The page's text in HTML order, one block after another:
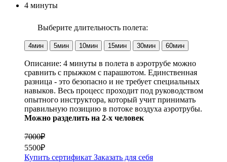
4 минуты
Выберите длительность полета:
4мин 5мин 10мин 15мин 30мин 60мин
Описание: 4 минуты в полета в аэротрубе можно
сравнить с прыжком с парашютом. Единственная
разница - это безопасно и не требует специальных
навыков. Весь процесс проходит под руководством
опытного инструктора, который учит принимать
правильную позицию в потоке воздуха аэротрубы.
Можно разделить на 2-х человек
7000₽
5500₽
Купить сертификат Заказать для себя